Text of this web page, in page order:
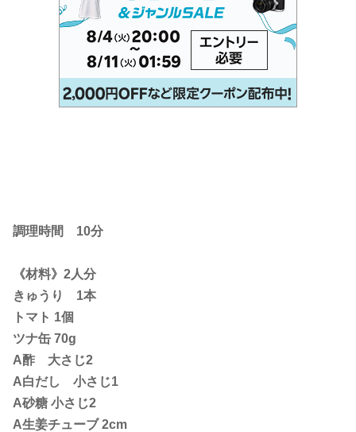
調理時間 10分
《材料》2人分
きゅうり 1本
トマト 1個
ツナ缶 70g
A酢 大さじ2
A白だし 小さじ1
A砂糖 小さじ2
A生姜チューブ 2cm